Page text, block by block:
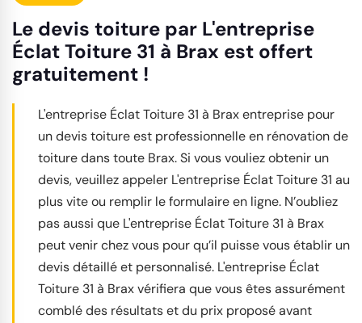
Le devis toiture par L'entreprise
Éclat Toiture 31 à Brax est offert
gratuitement !
L'entreprise Éclat Toiture 31 à Brax entreprise pour
un devis toiture est professionnelle en rénovation de
toiture dans toute Brax. Si vous vouliez obtenir un
devis, veuillez appeler L'entreprise Éclat Toiture 31 au
plus vite ou remplir le formulaire en ligne. N’oubliez
pas aussi que L'entreprise Éclat Toiture 31 à Brax
peut venir chez vous pour qu’il puisse vous établir un
devis détaillé et personnalisé. L'entreprise Éclat
Toiture 31 à Brax vérifiera que vous êtes assurément
comblé des résultats et du prix proposé avant